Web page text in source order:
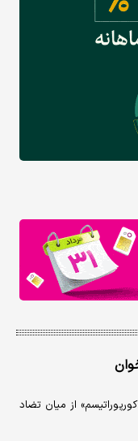
از میان تضاد